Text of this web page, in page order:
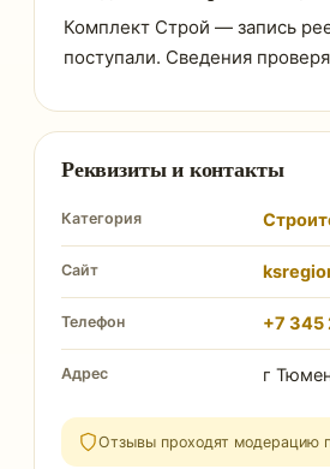
Комплект Строй — запись
поступали. Сведения
Реквизиты и контакты
Категория
Сайт
Телефон +7
Адрес г
Отзывы проходят модерацию